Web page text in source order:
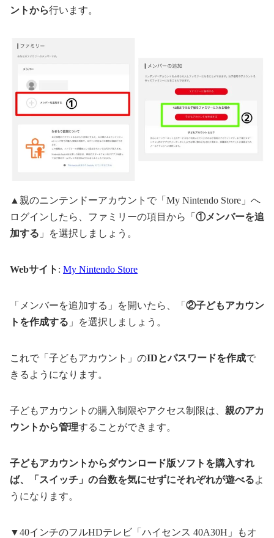
ントから行います。
▲親のニンテンドーアカウントで「My Nintendo Store」へ
ログインしたら、ファミリーの項目から「 ①メンバーを追
加する 」を選択しましょう。
Webサイト : My Nintendo Store
「メンバーを追加する」を開いたら、「 ②子どもアカウン
トを作成する 」を選択しましょう。
これで「子どもアカウント」のIDとパスワードを作成で
きるようになります。
子どもアカウントの購入制限やアクセス制限は、 親のアカ
ウントから管理することができます。
子どもアカウントからダウンロード版ソフトを購入すれ
ば、「スイッチ」の台数を気にせずにそれぞれが遊べるよ
うになります。
▼40インチのフルHDテレビ「ハイセンス 40A30H」もオ